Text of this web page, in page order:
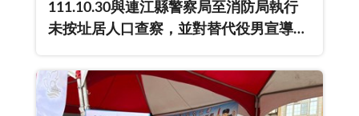
111.10.30與連江縣警察局至消防局執行
未按址居人口查察，並對替代役男宣導反